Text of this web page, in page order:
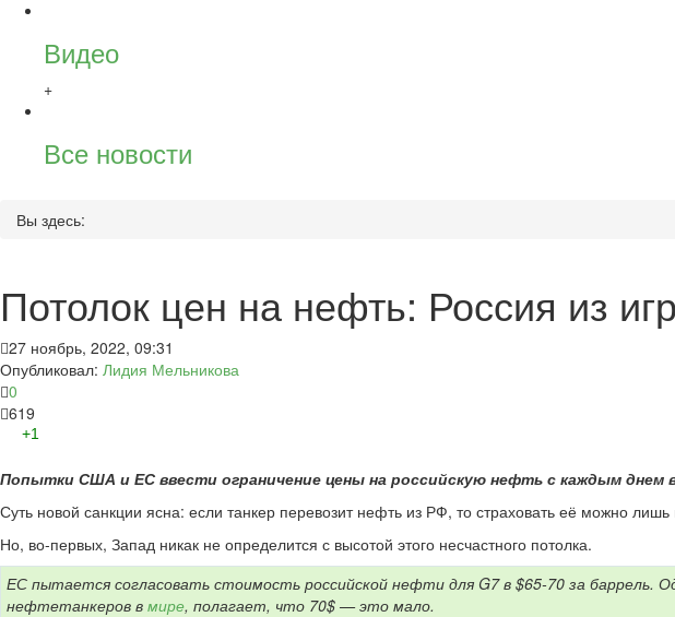
Видео
+
Все новости
Вы здесь:
Потолок цен на нефть: Россия из
27 ноябрь, 2022, 09:31
Опубликовал: Лидия Мельникова
0
619
+1
Попытки США и ЕС ввести ограничение цены на российскую нефть с каждым днем
Суть новой санкции ясна: если танкер перевозит нефть из РФ, то страховать её можно
Но, во-первых, Запад никак не определится с высотой этого несчастного потолка.
ЕС пытается согласовать стоимость российской нефти для G7 в $65-70 за
нефтетанкеров в мире, полагает, что 70$ — это мало.